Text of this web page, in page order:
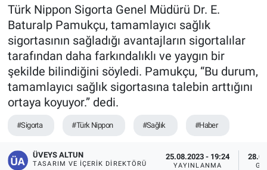
Türk Nippon Sigorta Genel Müdürü Dr. E.
Baturalp Pamukçu, tamamlayıcı sağlık
sigortasının sağladığı avantajların sigortalılar
tarafından daha farkındalıklı ve yaygın bir
şekilde bilindiğini söyledi. Pamukçu, “Bu durum,
tamamlayıcı sağlık sigortasına talebin arttığını
ortaya koyuyor.” dedi.
#Sigorta #Türk Nippon #Sağlık #Haber
ÜVEYS ALTUN
TASARIM VE İÇERIK DIREKTÖRÜ
25.08.2023 - 19:24
YAYINLANMA
Tüm Manşetler
Son Dakika Haberleri
Haber Arşivi